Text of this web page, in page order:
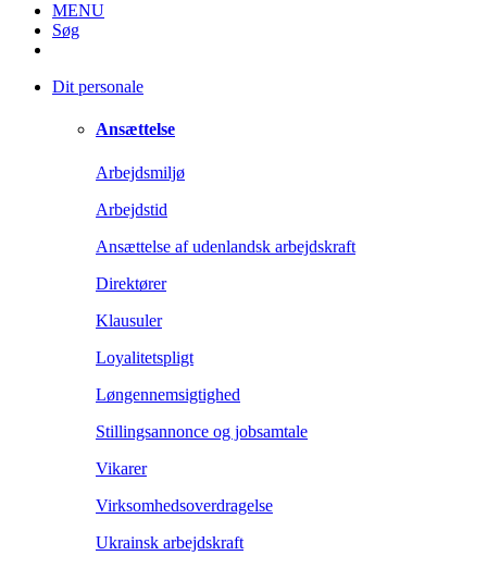
MENU
Søg
Dit personale
Ansættelse
Arbejdsmiljø
Arbejdstid
Ansættelse af udenlandsk arbejdskraft
Direktører
Klausuler
Loyalitetspligt
Løngennemsigtighed
Stillingsannonce og jobsamtale
Vikarer
Virksomhedsoverdragelse
Ukrainsk arbejdskraft